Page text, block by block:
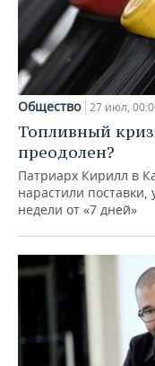
Общество 27 июл,
Топливный
преодолен?
Патриарх Кирилл в
нарастили
недели от «7 дней»